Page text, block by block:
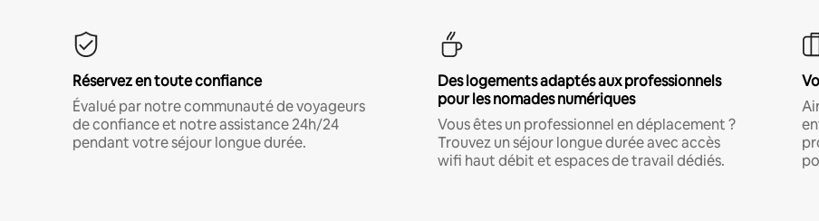
Réservez en toute confiance
Évalué par notre communauté de voyageurs
de confiance et notre assistance 24h/24
pendant votre séjour longue durée.
Des logements adaptés aux professionnels
pour les nomades numériques
Vous êtes un professionnel en déplacement ?
Trouvez un séjour longue durée avec accès
wifi haut débit et espaces de travail dédiés.